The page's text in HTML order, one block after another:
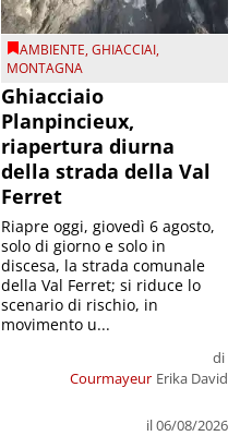
AMBIENTE,GHIACCIAI,
MONTAGNA
Ghiacciaio
Planpincieux,
riapertura diurna
della strada della Val
Ferret
Courmayeur
di
Erika David
il 06/08/2026
Riapre oggi, giovedì 6 agosto,
solo di giorno e solo in
discesa, la strada comunale
della Val Ferret; si riduce lo
scenario di rischio, in
movimento u...